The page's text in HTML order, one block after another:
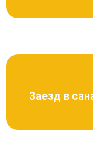
Заезд в